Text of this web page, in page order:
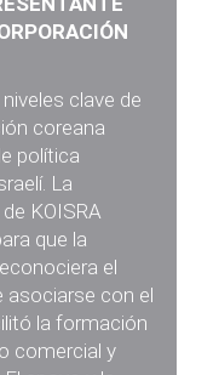
clave de
coreana
política
La
KOISRA
que la
el
asociarse con el
la formación
comercial y